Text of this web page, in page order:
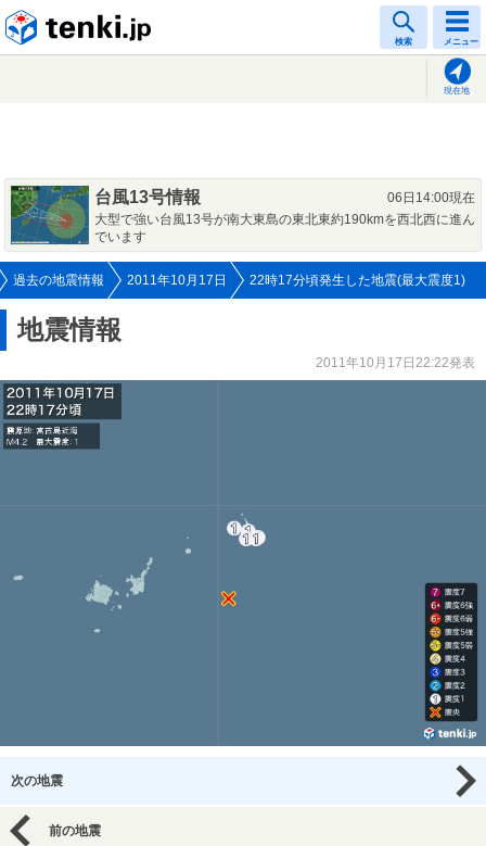
検索 メニュー
現在地
台風13号情報
06日14:00現在
大型で強い台風13号が南大東島の東北東約190kmを西北西に進ん
でいます
過去の地震情報 2011年10月17日 22時17分頃発生した地震(最大震度1)
地震情報
2011年10月17日22:22発表
次の地震
前の地震